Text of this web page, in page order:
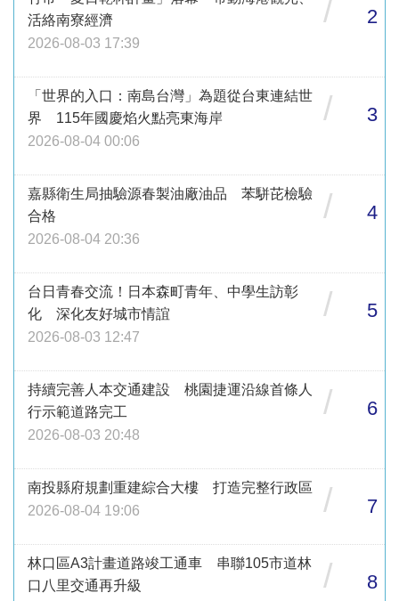
活絡南寮經濟
2026-08-03 17:39
/ 2
「世界的入口：南島台灣」為題從台東連結世
界 115年國慶焰火點亮東海岸
2026-08-04 00:06
/ 3
嘉縣衛生局抽驗源春製油廠油品 苯駢芘檢驗
合格
2026-08-04 20:36
/ 4
台日青春交流！日本森町青年、中學生訪彰
化 深化友好城市情誼
2026-08-03 12:47
/ 5
持續完善人本交通建設 桃園捷運沿線首條人
行示範道路完工
2026-08-03 20:48
/ 6
南投縣府規劃重建綜合大樓 打造完整行政區
2026-08-04 19:06
/ 7
林口區A3計畫道路竣工通車 串聯105市道林
口八里交通再升級
/ 8